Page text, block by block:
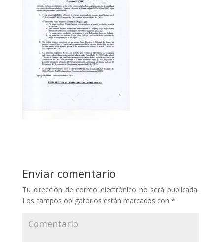
Enviar comentario
Tu dirección de correo electrónico no será publicada.
Los campos obligatorios están marcados con *